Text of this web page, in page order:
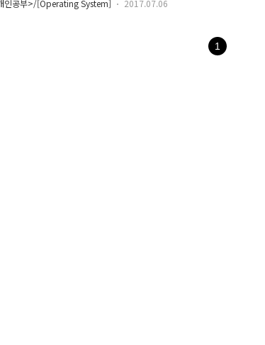
케줄링, 장치 드라이버 관리 등. - 컴퓨터 구성에서 OS의 위치 : 하드웨
1. 컴퓨터 시스템의 Main Components - CPU Cache Main
Disk - CPU와 Cache 메모리는 Computer Architecture 부분에
인공부>/[Operating System] 2017.07.06
1